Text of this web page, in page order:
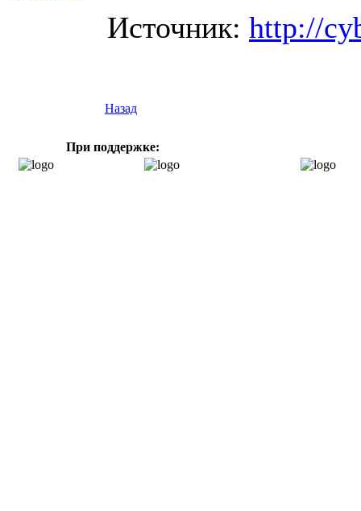
Источник: http://
Назад
При поддержке: